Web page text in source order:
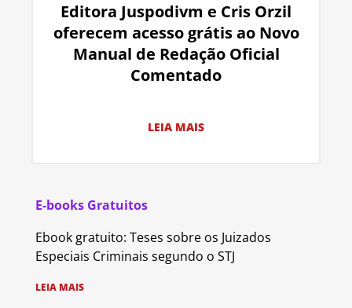
Editora Juspodivm e Cris Orzil
oferecem acesso grátis ao Novo
Manual de Redação Oficial
Comentado
LEIA MAIS
E-books Gratuitos
Ebook gratuito: Teses sobre os Juizados
Especiais Criminais segundo o STJ
LEIA MAIS